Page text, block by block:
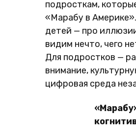
подросткам,
«Марабу в
детей — про
видим нечто, чего
Для подростков —
внимание,
цифровая среда